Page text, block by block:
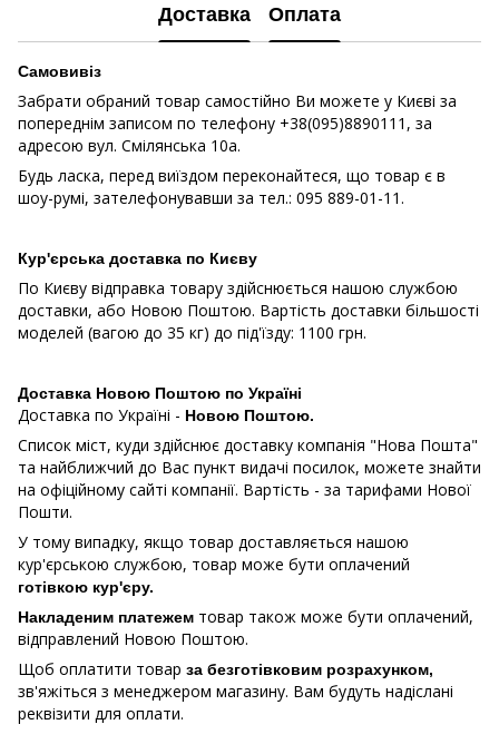
Доставка Оплата
Самовивіз
Забрати обраний товар самостійно Ви можете у Києві за
попереднім записом по телефону +38(095)8890111, за
адресою вул. Смілянська 10a.
Будь ласка, перед виїздом переконайтеся, що товар є в
шоу-румі, зателефонувавши за тел.: 095 889-01-11.
Кур'єрська доставка по Києву
По Києву відправка товару здійснюється нашою службою
доставки, або Новою Поштою. Вартість доставки більшості
моделей (вагою до 35 кг) до під'їзду: 1100 грн.
Доставка Новою Поштою по Україні
Доставка по Україні - Новою Поштою.
Список міст, куди здійснює доставку компанія "Нова Пошта"
та найближчий до Вас пункт видачі посилок, можете знайти
на офіційному сайті компанії. Вартість - за тарифами Нової
Пошти.
У тому випадку, якщо товар доставляється нашою
кур'єрською службою, товар може бути оплачений
готівкою кур'єру.
Накладеним платежем товар також може бути оплачений,
відправлений Новою Поштою.
Щоб оплатити товар за безготівковим розрахунком,
зв'яжіться з менеджером магазину. Вам будуть надіслані
реквізити для оплати.